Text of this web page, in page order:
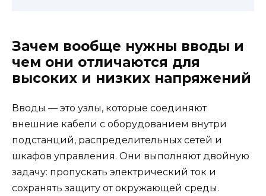
Зачем вообще нужны вводы и
чем они отличаются для
высоких и низких напряжений
Вводы — это узлы, которые соединяют
внешние кабели с оборудованием внутри
подстанций, распределительных сетей и
шкафов управления. Они выполняют двойную
задачу: пропускать электрический ток и
сохранять защиту от окружающей среды.